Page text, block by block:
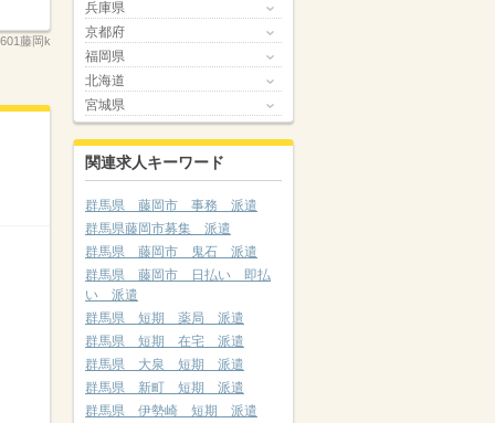
藤岡k
兵庫県
京都府
福岡県
北海道
宮城県
関連求人キーワード
群馬県 藤岡市 事務 派遣
群馬県藤岡市募集 派遣
群馬県 藤岡市 鬼石 派遣
群馬県 藤岡市 日払い 即払
い 派遣
群馬県 短期 薬局 派遣
群馬県 短期 在宅 派遣
群馬県 大泉 短期 派遣
群馬県 新町 短期 派遣
群馬県 伊勢崎 短期 派遣